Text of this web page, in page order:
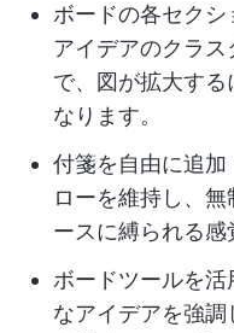
ボードの各セクシ
アイデアのクラス
で、図が拡大する
なります。
付箋を自由に追
ローを維持し、
ースに縛られる感
ボードツールを
なアイデアを強